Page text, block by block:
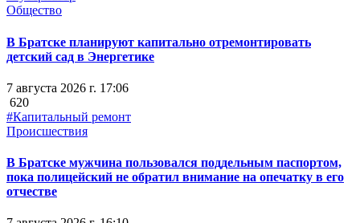
Общество
В Братске планируют капитально отремонтировать
детский сад в Энергетике
7 августа 2026 г. 17:06
620
#Капитальный ремонт
Происшествия
В Братске мужчина пользовался поддельным паспортом,
пока полицейский не обратил внимание на опечатку в его
отчестве